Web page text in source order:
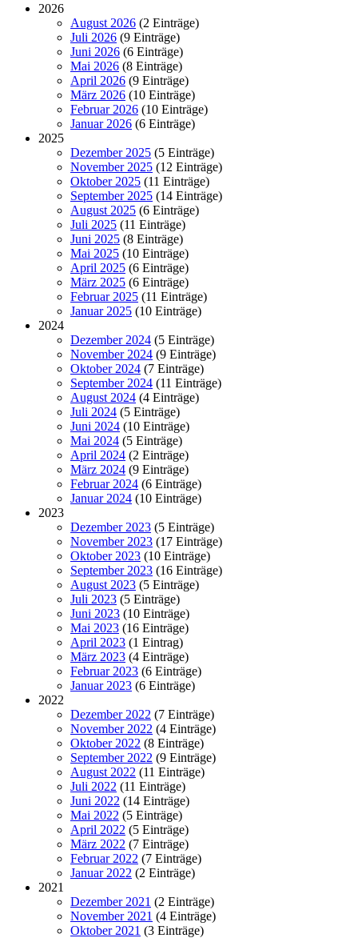
2026
August 2026 (2 Einträge)
Juli 2026 (9 Einträge)
Juni 2026 (6 Einträge)
Mai 2026 (8 Einträge)
April 2026 (9 Einträge)
März 2026 (10 Einträge)
Februar 2026 (10 Einträge)
Januar 2026 (6 Einträge)
2025
Dezember 2025 (5 Einträge)
November 2025 (12 Einträge)
Oktober 2025 (11 Einträge)
September 2025 (14 Einträge)
August 2025 (6 Einträge)
Juli 2025 (11 Einträge)
Juni 2025 (8 Einträge)
Mai 2025 (10 Einträge)
April 2025 (6 Einträge)
März 2025 (6 Einträge)
Februar 2025 (11 Einträge)
Januar 2025 (10 Einträge)
2024
Dezember 2024 (5 Einträge)
November 2024 (9 Einträge)
Oktober 2024 (7 Einträge)
September 2024 (11 Einträge)
August 2024 (4 Einträge)
Juli 2024 (5 Einträge)
Juni 2024 (10 Einträge)
Mai 2024 (5 Einträge)
April 2024 (2 Einträge)
März 2024 (9 Einträge)
Februar 2024 (6 Einträge)
Januar 2024 (10 Einträge)
2023
Dezember 2023 (5 Einträge)
November 2023 (17 Einträge)
Oktober 2023 (10 Einträge)
September 2023 (16 Einträge)
August 2023 (5 Einträge)
Juli 2023 (5 Einträge)
Juni 2023 (10 Einträge)
Mai 2023 (16 Einträge)
April 2023 (1 Eintrag)
März 2023 (4 Einträge)
Februar 2023 (6 Einträge)
Januar 2023 (6 Einträge)
2022
Dezember 2022 (7 Einträge)
November 2022 (4 Einträge)
Oktober 2022 (8 Einträge)
September 2022 (9 Einträge)
August 2022 (11 Einträge)
Juli 2022 (11 Einträge)
Juni 2022 (14 Einträge)
Mai 2022 (5 Einträge)
April 2022 (5 Einträge)
März 2022 (7 Einträge)
Februar 2022 (7 Einträge)
Januar 2022 (2 Einträge)
2021
Dezember 2021 (2 Einträge)
November 2021 (4 Einträge)
Oktober 2021 (3 Einträge)